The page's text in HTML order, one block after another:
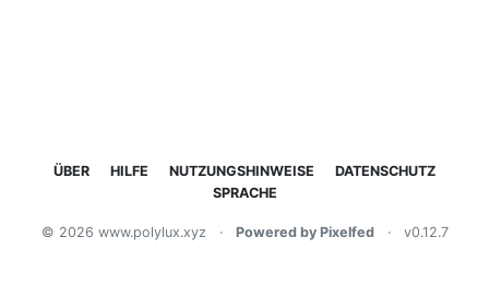
ÜBER HILFE NUTZUNGSHINWEISE
DATENSCHUTZ
SPRACHE
© 2026 www.polylux.xyz · Powered by Pixelfed · v0.12.7